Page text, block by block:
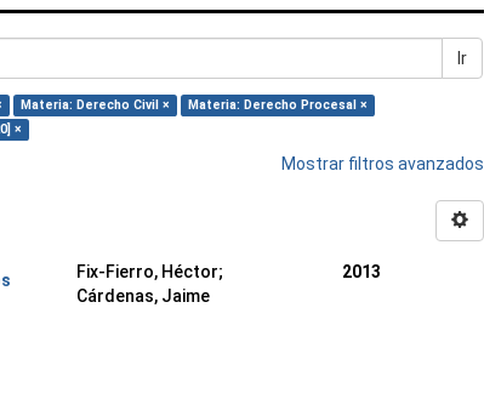
Ir
Materia: Derecho Civil ×
Materia: Derecho Procesal ×
×
Mostrar filtros avanzados
Fix-Fierro, Héctor;
Cárdenas, Jaime
2013